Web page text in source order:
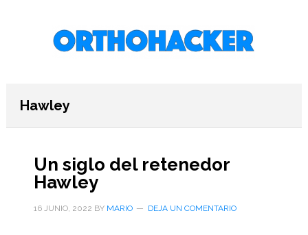
primariaHawley
Un siglo del retenedor
Hawley
16 JUNIO, 2022 BY MARIO DEJA UN COMENTARIO